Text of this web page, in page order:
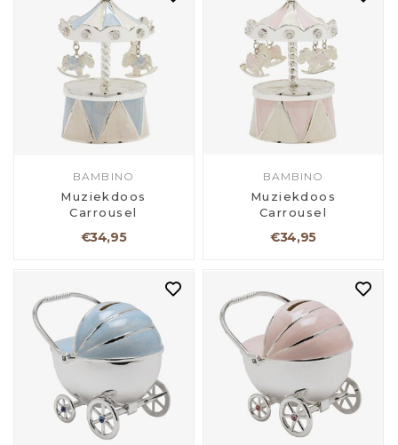
BAMBINO
Muziekdoos
Carrousel
€34,95
BAMBINO
Muziekdoos
Carrousel
€34,95